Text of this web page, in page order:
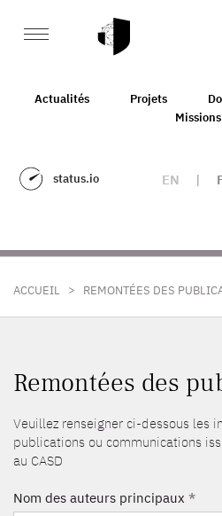
Actualités Projets
Missions
status.io EN |
ACCUEIL > REMONTÉES DES
Remontées des
Veuillez renseigner ci-dessous les
publications ou communications
au CASD
Nom des auteurs principaux *